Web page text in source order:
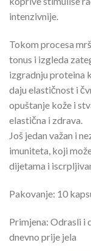
intenzivnije.
Tokom procesa
tonus i izgleda
izgradnju proteina
daju elastičnost i
opuštanje kože i
elastična i zdrava.
Još jedan važan i
imuniteta, koji
dijetama i
Pakovanje: 10
Primjena: Odrasli i
dnevno prije jela